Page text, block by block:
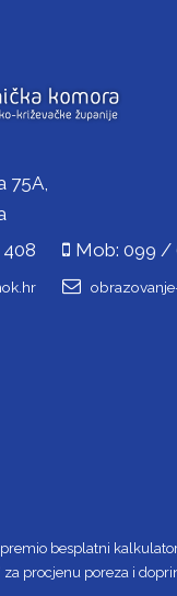
75A,
Mob: 099 /
besplatni
za procjenu poreza i